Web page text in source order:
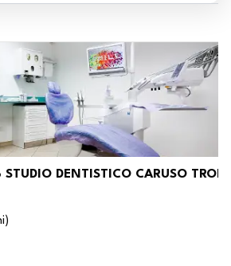
DENTISTICO CARUSO
)